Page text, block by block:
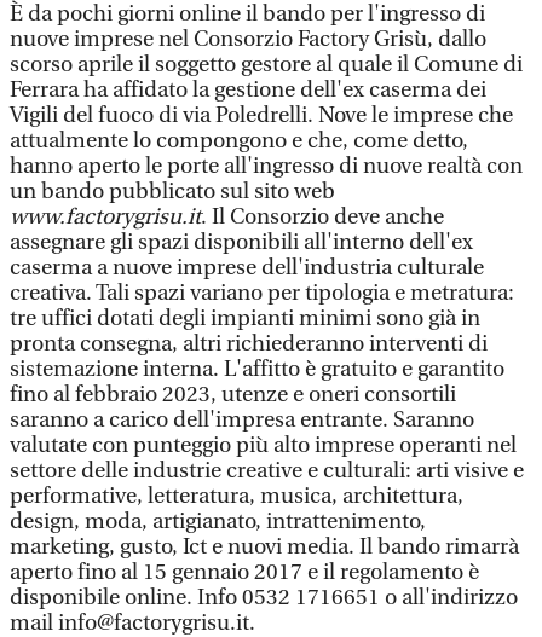
È da pochi giorni online il bando per l'ingresso di
nuove imprese nel Consorzio Factory Grisù, dallo
scorso aprile il soggetto gestore al quale il Comune di
Ferrara ha affidato la gestione dell'ex caserma dei
Vigili del fuoco di via Poledrelli. Nove le imprese che
attualmente lo compongono e che, come detto,
hanno aperto le porte all'ingresso di nuove realtà con
un bando pubblicato sul sito web
www.factorygrisu.it. Il Consorzio deve anche
assegnare gli spazi disponibili all'interno dell'ex
caserma a nuove imprese dell'industria culturale
creativa. Tali spazi variano per tipologia e metratura:
tre uffici dotati degli impianti minimi sono già in
pronta consegna, altri richiederanno interventi di
sistemazione interna. L'affitto è gratuito e garantito
fino al febbraio 2023, utenze e oneri consortili
saranno a carico dell'impresa entrante. Saranno
valutate con punteggio più alto imprese operanti nel
settore delle industrie creative e culturali: arti visive e
performative, letteratura, musica, architettura,
design, moda, artigianato, intrattenimento,
marketing, gusto, Ict e nuovi media. Il bando rimarrà
aperto fino al 15 gennaio 2017 e il regolamento è
disponibile online. Info 0532 1716651 o all'indirizzo
mail info@factorygrisu.it.